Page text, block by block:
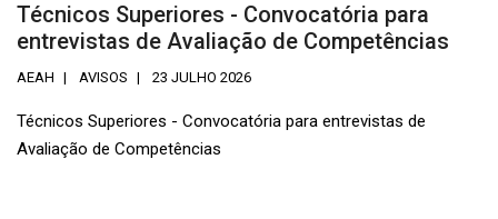
Técnicos Superiores - Convocatória para
entrevistas de Avaliação de Competências
AEAH AVISOS 23 JULHO 2026
Técnicos Superiores - Convocatória para entrevistas de
Avaliação de Competências